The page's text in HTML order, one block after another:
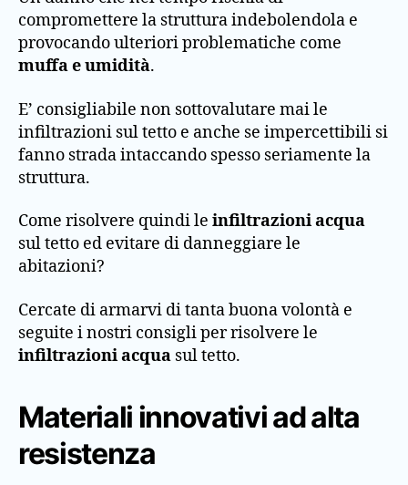
compromettere la struttura indebolendola e
provocando ulteriori problematiche come
muffa e umidità.
E’ consigliabile non sottovalutare mai le
infiltrazioni sul tetto e anche se impercettibili si
fanno strada intaccando spesso seriamente la
struttura.
Come risolvere quindi le infiltrazioni acqua
sul tetto ed evitare di danneggiare le
abitazioni?
Cercate di armarvi di tanta buona volontà e
seguite i nostri consigli per risolvere le
infiltrazioni acqua sul tetto.
Materiali innovativi ad alta
resistenza